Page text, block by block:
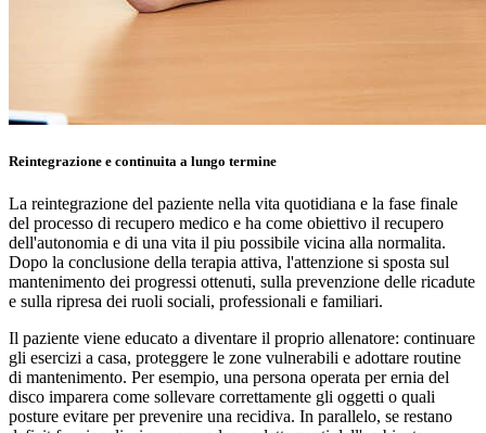
Reintegrazione e continuita a lungo termine
La reintegrazione del paziente nella vita quotidiana e la fase finale
del processo di recupero medico e ha come obiettivo il recupero
dell'autonomia e di una vita il piu possibile vicina alla normalita.
Dopo la conclusione della terapia attiva, l'attenzione si sposta sul
mantenimento dei progressi ottenuti, sulla prevenzione delle ricadute
e sulla ripresa dei ruoli sociali, professionali e familiari.
Il paziente viene educato a diventare il proprio allenatore: continuare
gli esercizi a casa, proteggere le zone vulnerabili e adottare routine
di mantenimento. Per esempio, una persona operata per ernia del
disco imparera come sollevare correttamente gli oggetti o quali
posture evitare per prevenire una recidiva. In parallelo, se restano